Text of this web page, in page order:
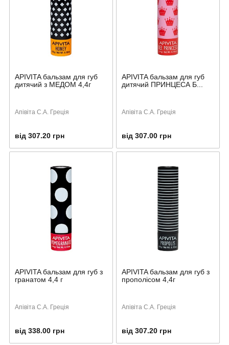
APIVITA бальзам для губ
дитячий з МЕДОМ 4,4г
Апівіта С.А. Греція
від 307.20 грн
APIVITA бальзам для губ
дитячий ПРИНЦЕСА Б...
Апівіта С.А. Греція
від 307.00 грн
APIVITA бальзам для губ з
гранатом 4,4 г
Апівіта С.А. Греція
від 338.00 грн
APIVITA бальзам для губ з
прополісом 4,4г
Апівіта С.А. Греція
від 307.20 грн